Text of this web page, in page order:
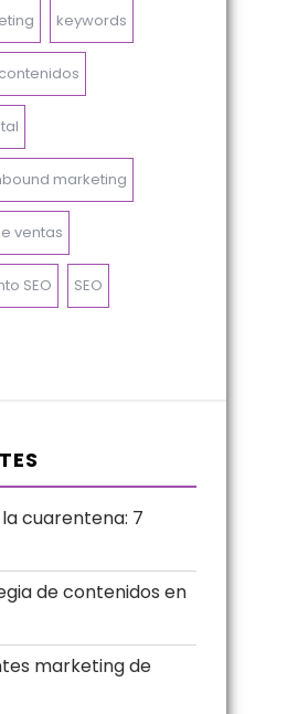
keywords
marketing
ventas
SEO SEO
cuarentena: 7
de contenidos en
marketing de